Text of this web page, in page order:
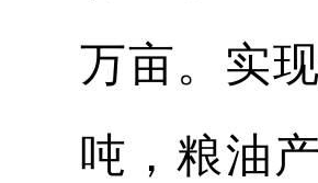
万亩。实
吨，粮油